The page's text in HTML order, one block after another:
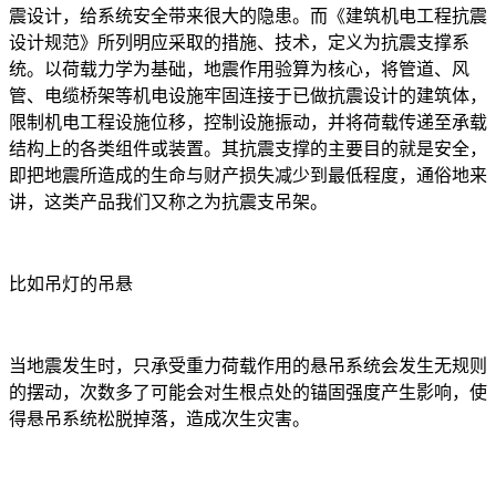
震设计，给系统安全带来很大的隐患。而《建筑机电工程抗震
设计规范》所列明应采取的措施、技术，定义为抗震支撑系
统。以荷载力学为基础，地震作用验算为核心，将管道、风
管、电缆桥架等机电设施牢固连接于已做抗震设计的建筑体，
限制机电工程设施位移，控制设施振动，并将荷载传递至承载
结构上的各类组件或装置。其抗震支撑的主要目的就是安全，
即把地震所造成的生命与财产损失减少到最低程度，通俗地来
讲，这类产品我们又称之为抗震支吊架。
比如吊灯的吊悬
当地震发生时，只承受重力荷载作用的悬吊系统会发生无规则
的摆动，次数多了可能会对生根点处的锚固强度产生影响，使
得悬吊系统松脱掉落，造成次生灾害。